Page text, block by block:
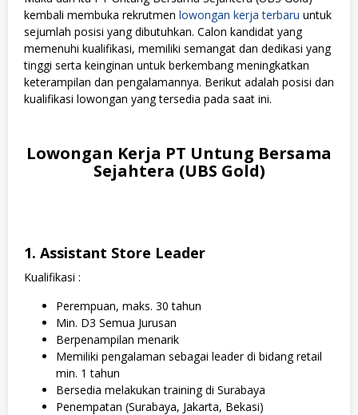
kembali membuka rekrutmen lowongan kerja terbaru untuk
sejumlah posisi yang dibutuhkan. Calon kandidat yang
memenuhi kualifikasi, memiliki semangat dan dedikasi yang
tinggi serta keinginan untuk berkembang meningkatkan
keterampilan dan pengalamannya. Berikut adalah posisi dan
kualifikasi lowongan yang tersedia pada saat ini.
Lowongan Kerja PT Untung Bersama
Sejahtera (UBS Gold)
1. Assistant Store Leader
Kualifikasi :
Perempuan, maks. 30 tahun
Min. D3 Semua Jurusan
Berpenampilan menarik
Memiliki pengalaman sebagai leader di bidang retail
min. 1 tahun
Bersedia melakukan training di Surabaya
Penempatan (Surabaya, Jakarta, Bekasi)